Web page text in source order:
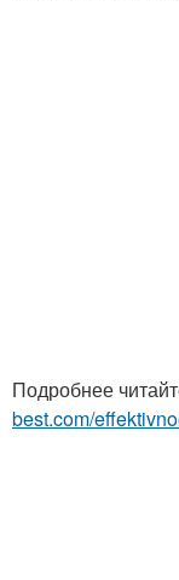
Подробнее
best.com/